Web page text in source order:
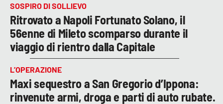
SOSPIRO DI SOLLIEVO
Ritrovato a Napoli Fortunato Solano, il
56enne di Mileto scomparso durante il
viaggio di rientro dalla Capitale
L’OPERAZIONE
Maxi sequestro a San Gregorio d’Ippona:
rinvenute armi, droga e parti di auto rubate.